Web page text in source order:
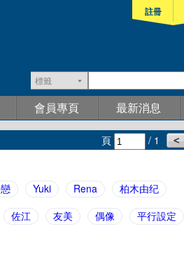
註冊
標籤
會員專頁 最新消息
頁 / 1
Yuki Rena
柏木由纪
佐江 友美 偶像 平行設定